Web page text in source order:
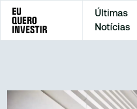
Últimas
Notícias
Home Cotações